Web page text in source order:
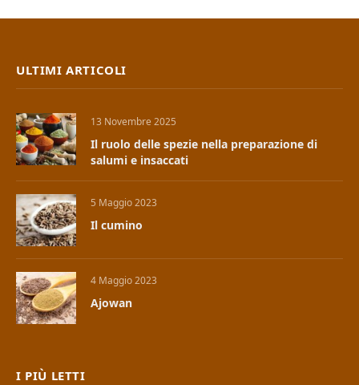
ULTIMI ARTICOLI
13 Novembre 2025
Il ruolo delle spezie nella preparazione di
salumi e insaccati
5 Maggio 2023
Il cumino
4 Maggio 2023
Ajowan
I PIÙ LETTI